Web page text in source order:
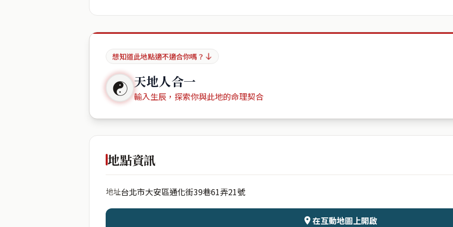
想知道此地點適不適合你嗎？
☯ 天地人合一
輸入生辰，探索你與此地的命理契合
地點資訊
地址台北市大安區通化街39巷61弄21號
在互動地圖上開啟